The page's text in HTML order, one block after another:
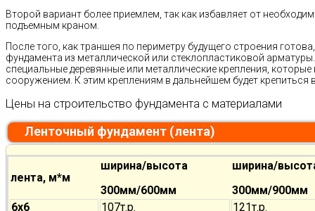
Второй вариант более приемлем, так как избавляет от
подъемным краном.
После того, как траншея по периметру будущего строения
фундамента из металлической или стеклопластиковой
специальные деревянные или металлические крепления,
сооружением. К этим креплениям в дальнейшем будет крепиться
Цены на строительство фундамента с материалами
Ленточный фундамент (лента)
лента, м*м
ширина/высота
300мм/600мм
ширина/
300мм/900мм
6х6
107т.р.
121т.р.